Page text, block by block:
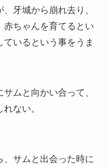
牙城から崩れ去り、
赤ちゃんを育てるとい
いるという事をうま
ムと向かい合って、
ない。
、サムと出会った時に